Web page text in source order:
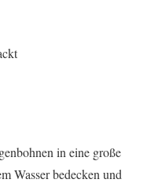
in eine große
Wasser bedecken und